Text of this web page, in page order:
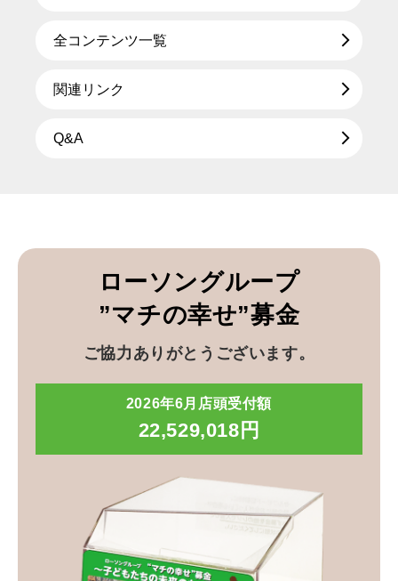
全コンテンツ一覧
関連リンク
Q&A
ローソングループ
”マチの幸せ”募金
ご協力ありがとうございます。
2026年6月店頭受付額
22,529,018円